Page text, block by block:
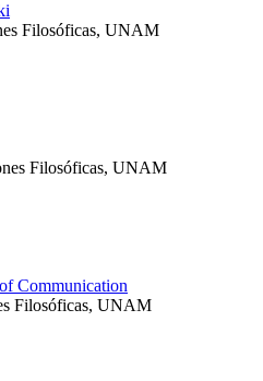
Filosóficas, UNAM
Filosóficas, UNAM
Communication
Filosóficas, UNAM